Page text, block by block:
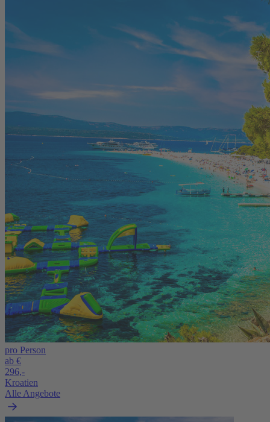
pro Person
ab €
296,-
Kroatien
Alle Angebote